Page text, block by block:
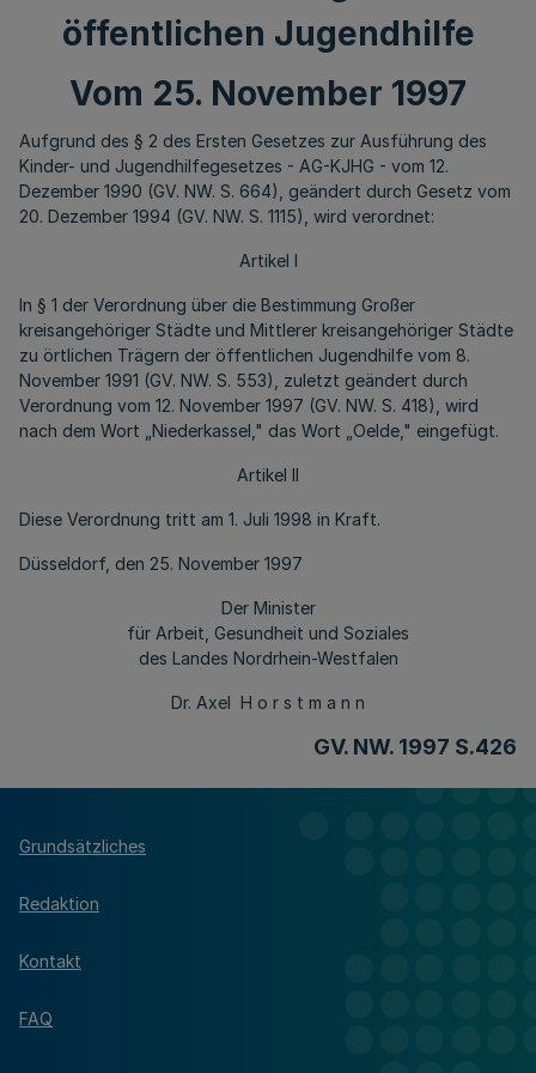
öffentlichen Jugendhilfe
Vom 25. November 1997
Aufgrund des § 2 des Ersten Gesetzes zur Ausführung des
Kinder- und Jugendhilfegesetzes - AG-KJHG - vom 12.
Dezember 1990 (GV. NW. S. 664), geändert durch Gesetz vom
20. Dezember 1994 (GV. NW. S. 1115), wird verordnet:
Artikel I
In § 1 der Verordnung über die Bestimmung Großer
kreisangehöriger Städte und Mittlerer kreisangehöriger Städte
zu örtlichen Trägern der öffentlichen Jugendhilfe vom 8.
November 1991 (GV. NW. S. 553), zuletzt geändert durch
Verordnung vom 12. November 1997 (GV. NW. S. 418), wird
nach dem Wort „Niederkassel," das Wort „Oelde," eingefügt.
Artikel II
Diese Verordnung tritt am 1. Juli 1998 in Kraft.
Düsseldorf, den 25. November 1997
Der Minister
für Arbeit, Gesundheit und Soziales
des Landes Nordrhein-Westfalen
Dr. Axel H o r s t m a n n
GV. NW. 1997 S.426
Grundsätzliches
Redaktion
Kontakt
FAQ